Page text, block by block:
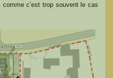
comme c’est trop souvent le cas